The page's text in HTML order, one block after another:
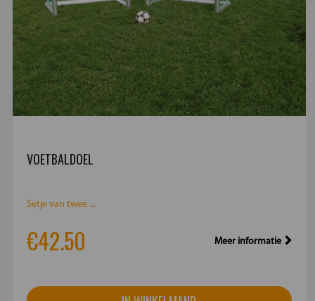
VOETBALDOEL
Setje van twee ...
€42.50 Meer informatie